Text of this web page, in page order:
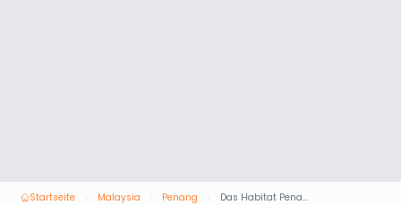
Startseite Malaysia Penang Das Habitat Penang Hill